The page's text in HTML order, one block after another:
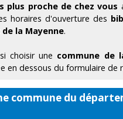
plus proche de chez vous
horaires d'ouverture des
la Mayenne.
choisir une commune de
en dessous du formulaire de
commune du